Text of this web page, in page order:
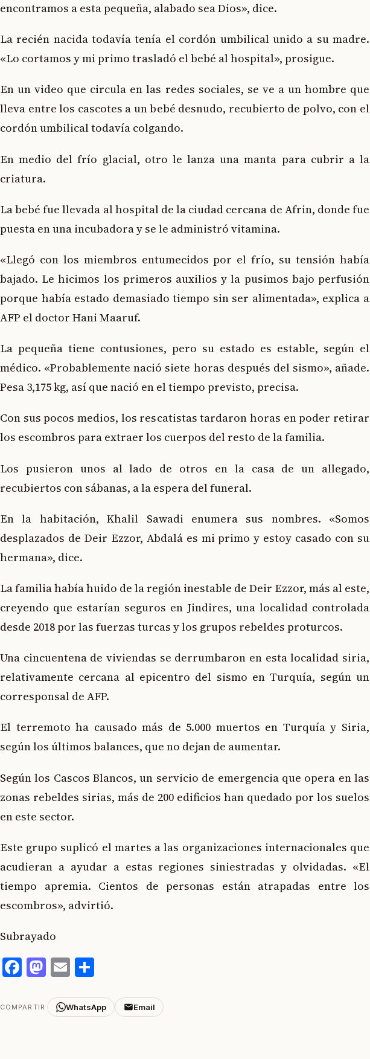
encontramos a esta pequeña, alabado sea Dios», dice.
La recién nacida todavía tenía el cordón umbilical unido a su madre.
«Lo cortamos y mi primo trasladó el bebé al hospital», prosigue.
En un video que circula en las redes sociales, se ve a un hombre que
lleva entre los cascotes a un bebé desnudo, recubierto de polvo, con el
cordón umbilical todavía colgando.
En medio del frío glacial, otro le lanza una manta para cubrir a la
criatura.
La bebé fue llevada al hospital de la ciudad cercana de Afrin, donde fue
puesta en una incubadora y se le administró vitamina.
«Llegó con los miembros entumecidos por el frío, su tensión había
bajado. Le hicimos los primeros auxilios y la pusimos bajo perfusión
porque había estado demasiado tiempo sin ser alimentada», explica a
AFP el doctor Hani Maaruf.
La pequeña tiene contusiones, pero su estado es estable, según el
médico. «Probablemente nació siete horas después del sismo», añade.
Pesa 3,175 kg, así que nació en el tiempo previsto, precisa.
Con sus pocos medios, los rescatistas tardaron horas en poder retirar
los escombros para extraer los cuerpos del resto de la familia.
Los pusieron unos al lado de otros en la casa de un allegado,
recubiertos con sábanas, a la espera del funeral.
En la habitación, Khalil Sawadi enumera sus nombres. «Somos
desplazados de Deir Ezzor, Abdalá es mi primo y estoy casado con su
hermana», dice.
La familia había huido de la región inestable de Deir Ezzor, más al este,
creyendo que estarían seguros en Jindires, una localidad controlada
desde 2018 por las fuerzas turcas y los grupos rebeldes proturcos.
Una cincuentena de viviendas se derrumbaron en esta localidad siria,
relativamente cercana al epicentro del sismo en Turquía, según un
corresponsal de AFP.
El terremoto ha causado más de 5.000 muertos en Turquía y Siria,
según los últimos balances, que no dejan de aumentar.
Según los Cascos Blancos, un servicio de emergencia que opera en las
zonas rebeldes sirias, más de 200 edificios han quedado por los suelos
en este sector.
Este grupo suplicó el martes a las organizaciones internacionales que
acudieran a ayudar a estas regiones siniestradas y olvidadas. «El
tiempo apremia. Cientos de personas están atrapadas entre los
escombros», advirtió.
Subrayado
Facebook
Mastodon
Email
COMPARTIR WhatsApp Email